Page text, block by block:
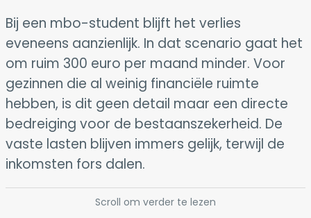
Bij een mbo-student blijft het verlies
eveneens aanzienlijk. In dat scenario gaat het
om ruim 300 euro per maand minder. Voor
gezinnen die al weinig financiële ruimte
hebben, is dit geen detail maar een directe
bedreiging voor de bestaanszekerheid. De
vaste lasten blijven immers gelijk, terwijl de
inkomsten fors dalen.
Scroll om verder te lezen